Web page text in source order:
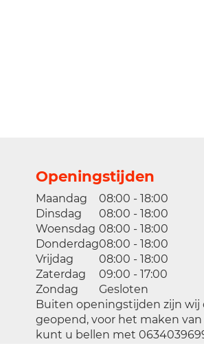
Openingstijden
Maandag
08:00 - 18:00
Dinsdag
08:00 - 18:00
Woensdag 08:00 - 18:00
Donderdag08:00 - 18:00
Vrijdag
08:00 - 18:00
Zaterdag
09:00 - 17:00
Zondag
Gesloten
Buiten openingstijden zijn wij
geopend, voor het maken van
kunt u bellen met